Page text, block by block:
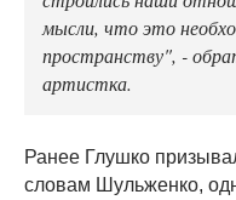
мысли, что это
пространству", -
артистка.
Ранее Глушко
словам Шульженко,